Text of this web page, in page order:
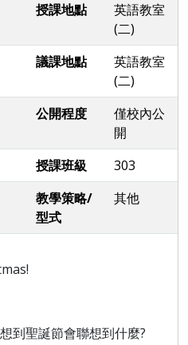
授課地點
英語教室
(二)
議課地點
英語教室
(二)
公開程度
僅校內公
開
授課班級
303
教學策略/
型式
其他
到聖誕節會聯想到什麼?